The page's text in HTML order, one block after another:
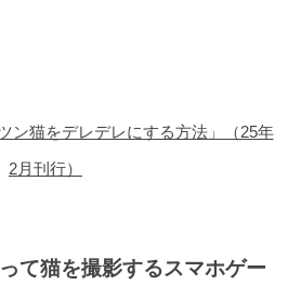
ン猫をデレデレにする方法」（25年
2月刊行）
て猫を撮影するスマホゲー